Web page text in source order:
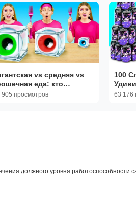
vs средняя vs
еда: кто
челлендж? 😱
905 просмотров
100
63 176
должного уровня работоспособности